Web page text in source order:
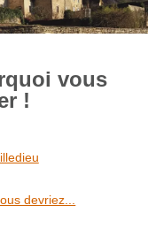
vous
!
devriez...